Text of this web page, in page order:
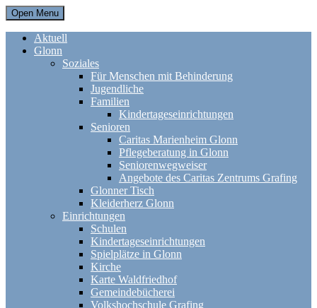
Open Menu
Aktuell
Glonn
Soziales
Für Menschen mit Behinderung
Jugendliche
Familien
Kindertageseinrichtungen
Senioren
Caritas Marienheim Glonn
Pflegeberatung in Glonn
Seniorenwegweiser
Angebote des Caritas Zentrums Grafing
Glonner Tisch
Kleiderherz Glonn
Einrichtungen
Schulen
Kindertageseinrichtungen
Spielplätze in Glonn
Kirche
Karte Waldfriedhof
Gemeindebücherei
Volkshochschule Grafing